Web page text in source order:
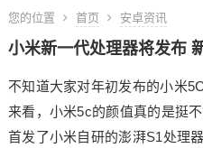
您的位置 首页 安卓资讯
小米新一代处理器将发布
不知道大家对年初发布的小米
来看，小米5c的颜值真的是挺
首发了小米自研的澎湃S1处理器